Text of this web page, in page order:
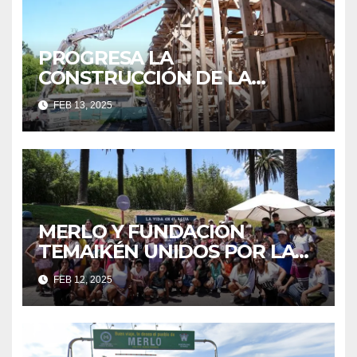
PROGRESA LA
CONSTRUCCIÓN DE LA
NUEVA SECUNDARIA EN
PONTEVEDRA
FEB 13, 2025
MERLO Y FUNDACIÓN
TEMAIKÉN UNIDOS POR LA
EDUCACIÓN Y EL MEDIO
AMBIENTE
FEB 12, 2025